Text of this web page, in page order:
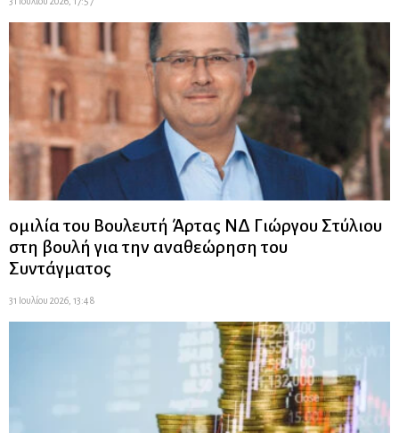
ομιλία του Βουλευτή Άρτας ΝΔ Γιώργου Στύλιου
στη βουλή για την αναθεώρηση του
Συντάγματος
31 Ιουλίου 2026, 13:48